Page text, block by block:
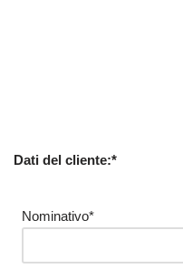
Dati del cliente:*
Nominativo*